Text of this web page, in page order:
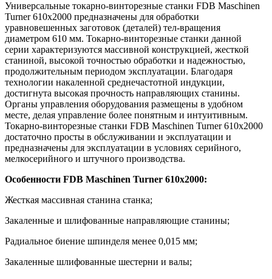
Универсальные токарно-винторезные станки FDB Maschinen
Turner 610x2000 предназначены для обработки
уравновешенных заготовок (деталей) тел-вращения
диаметром 610 мм. Токарно-винторезные станки данной
серии характеризуются массивной конструкцией, жесткой
станиной, высокой точностью обработки и надежностью,
продолжительным периодом эксплуатации. Благодаря
технологии накаленной среднечастотной индукции,
достигнута высокая прочность направляющих станины.
Органы управления оборудования размещены в удобном
месте, делая управление более понятным и интуитивным.
Токарно-винторезные станки FDB Maschinen Turner 610x2000
достаточно просты в обслуживании и эксплуатации и
предназначены для эксплуатации в условиях серийного,
мелкосерийного и штучного производства.
Особенности FDB Maschinen Turner 610x2000:
Жесткая массивная станина станка;
Закаленные и шлифованные направляющие станины;
Радиальное биение шпинделя менее 0,015 мм;
Закаленные шлифованные шестерни и валы;